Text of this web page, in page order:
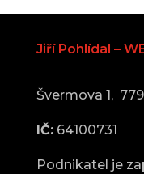
Jiří Pohlídal –
Švermova 1,
IČ: 64100731
Podnikatel je